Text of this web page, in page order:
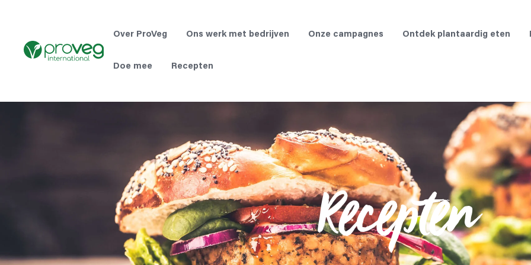
inhoud
Over ProVeg Ons werk met bedrijven Onze campagnes Ontdek plantaardig eten
Doe mee Recepten
Recepten